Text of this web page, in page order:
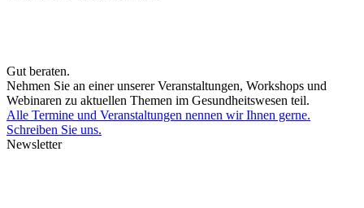
Gut beraten.
Nehmen Sie an einer unserer Veranstaltungen, Workshops und
Webinaren zu aktuellen Themen im Gesundheitswesen teil.
Alle Termine und Veranstaltungen nennen wir Ihnen gerne.
Schreiben Sie uns.
Newsletter